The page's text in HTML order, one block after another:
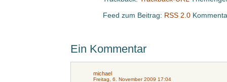
Feed zum Beitrag: RSS 2.0
Ein Kommentar
michael
Freitag, 6. November 2009 17:04